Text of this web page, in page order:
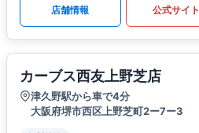
店舗情報 公式サイト
カーブス西友上野芝店
津久野駅から車で4分
大阪府堺市西区上野芝町2ー7ー3